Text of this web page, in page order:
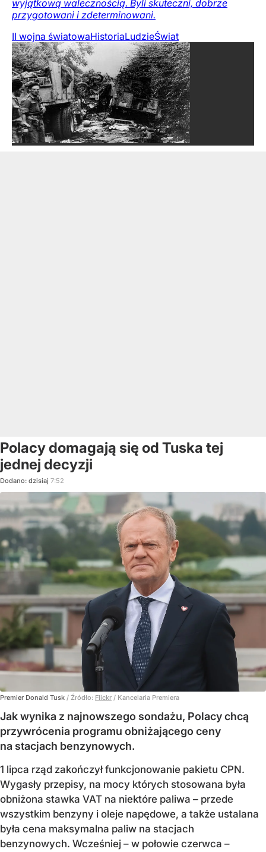
wyjątkową walecznością. Byli skuteczni, dobrze
przygotowani i zdeterminowani.
II wojna światowaHistoriaLudzieŚwiat
Polacy domagają się od Tuska tej
jednej decyzji
Dodano: dzisiaj 7:52
Premier Donald Tusk / Źródło: Flickr / Kancelaria Premiera
Jak wynika z najnowszego sondażu, Polacy chcą
przywrócenia programu obniżającego ceny
na stacjach benzynowych.
1 lipca rząd zakończył funkcjonowanie pakietu CPN.
Wygasły przepisy, na mocy których stosowana była
obniżona stawka VAT na niektóre paliwa – przede
wszystkim benzyny i oleje napędowe, a także ustalana
była cena maksymalna paliw na stacjach
benzynowych. Wcześniej – w połowie czerwca –